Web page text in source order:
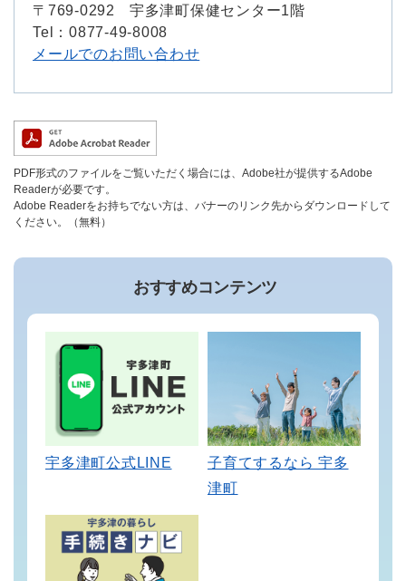
〒769-0292
宇多津町保健センター1階
Tel：0877-49-8008
メールでのお問い合わせ
PDF形式のファイルをご覧いただく場合には、Adobe社が提供するAdobe
Readerが必要です。
Adobe Readerをお持ちでない方は、バナーのリンク先からダウンロードして
ください。（無料）
おすすめコンテンツ
宇多津町公式LINE
子育てするなら 宇多
津町